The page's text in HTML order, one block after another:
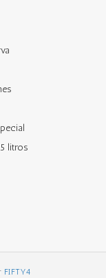
litros
FIFTY4